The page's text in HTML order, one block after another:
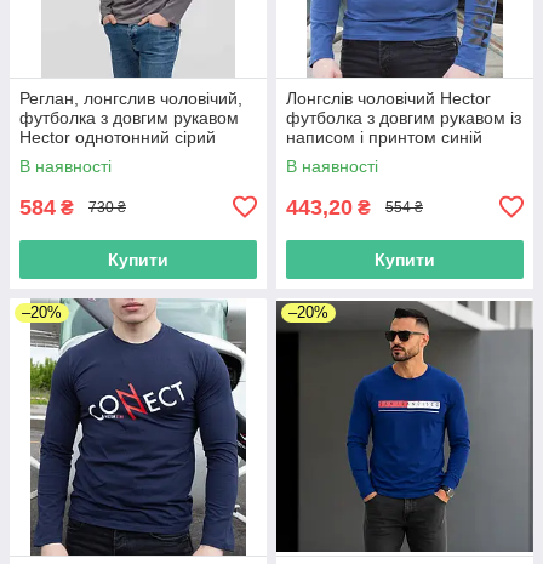
Реглан, лонгслив чоловічий,
футболка з довгим рукавом
Hector однотонний сірий
Розмір S
В наявності
584 ₴ 730 ₴
Купити
Лонгслів чоловічий Hector
футболка з довгим рукавом із
написом і принтом синій
В наявності
443,20 ₴ 554 ₴
Купити
–20% –20%